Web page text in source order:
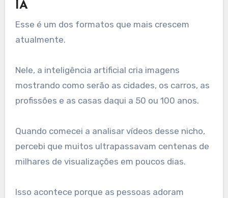
IA
Esse é um dos formatos que mais crescem
atualmente.
Nele, a inteligência artificial cria imagens
mostrando como serão as cidades, os carros, as
profissões e as casas daqui a 50 ou 100 anos.
Quando comecei a analisar vídeos desse nicho,
percebi que muitos ultrapassavam centenas de
milhares de visualizações em poucos dias.
Isso acontece porque as pessoas adoram